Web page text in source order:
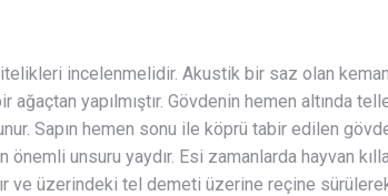
incelenmelidir. Akustik bir saz olan
yapılmıştır. Gövdenin hemen altında
Sapın hemen sonu ile köprü tabir edilen
unsuru yaydır. Esi zamanlarda hayvan
üzerindeki tel demeti üzerine reçine sürülerek